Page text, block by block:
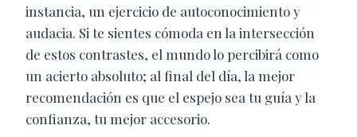
instancia, un ejercicio de autoconocimiento y
audacia. Si te sientes cómoda en la intersección
de estos contrastes, el mundo lo percibirá como
un acierto absoluto; al final del día, la mejor
recomendación es que el espejo sea tu guía y la
confianza, tu mejor accesorio.